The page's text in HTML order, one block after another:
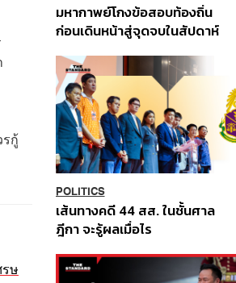
กู้
ษ
มหากาพย์โกงข้อสอบท้องถิ่น
ก่อนเดินหน้าสู่จุดจบในสัปดาห์
POLITICS
เส้นทางคดี 44 สส. ในชั้นศาล
ฎีกา จะรู้ผลเมื่อไร